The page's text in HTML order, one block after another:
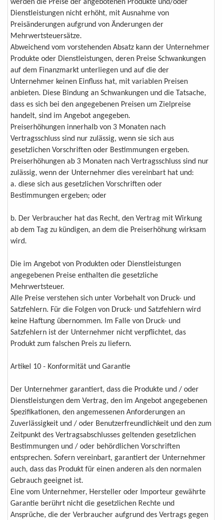
werden die Preise der angebotenen Produkte und/oder
Dienstleistungen nicht erhöht, mit Ausnahme von
Preisänderungen aufgrund von Änderungen der
Mehrwertsteuersätze.
Abweichend vom vorstehenden Absatz kann der Unternehmer
Produkte oder Dienstleistungen, deren Preise Schwankungen
auf dem Finanzmarkt unterliegen und auf die der
Unternehmer keinen Einfluss hat, mit variablen Preisen
anbieten. Diese Bindung an Schwankungen und die Tatsache,
dass es sich bei den angegebenen Preisen um Zielpreise
handelt, sind im Angebot angegeben.
Preiserhöhungen innerhalb von 3 Monaten nach
Vertragsschluss sind nur zulässig, wenn sie sich aus
gesetzlichen Vorschriften oder Bestimmungen ergeben.
Preiserhöhungen ab 3 Monaten nach Vertragsschluss sind nur
zulässig, wenn der Unternehmer dies vereinbart hat und:
a. diese sich aus gesetzlichen Vorschriften oder
Bestimmungen ergeben; oder
b. Der Verbraucher hat das Recht, den Vertrag mit Wirkung
ab dem Tag zu kündigen, an dem die Preiserhöhung wirksam
wird.
Die im Angebot von Produkten oder Dienstleistungen
angegebenen Preise enthalten die gesetzliche
Mehrwertsteuer.
Alle Preise verstehen sich unter Vorbehalt von Druck- und
Satzfehlern. Für die Folgen von Druck- und Satzfehlern wird
keine Haftung übernommen. Im Falle von Druck- und
Satzfehlern ist der Unternehmer nicht verpflichtet, das
Produkt zum falschen Preis zu liefern.
Artikel 10 - Konformität und Garantie
Der Unternehmer garantiert, dass die Produkte und / oder
Dienstleistungen dem Vertrag, den im Angebot angegebenen
Spezifikationen, den angemessenen Anforderungen an
Zuverlässigkeit und / oder Benutzerfreundlichkeit und den zum
Zeitpunkt des Vertragsabschlusses geltenden gesetzlichen
Bestimmungen und / oder behördlichen Vorschriften
entsprechen. Sofern vereinbart, garantiert der Unternehmer
auch, dass das Produkt für einen anderen als den normalen
Gebrauch geeignet ist.
Eine vom Unternehmer, Hersteller oder Importeur gewährte
Garantie berührt nicht die gesetzlichen Rechte und
Ansprüche, die der Verbraucher aufgrund des Vertrags gegen